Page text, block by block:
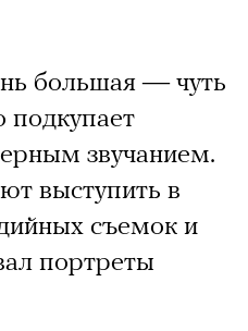
большая — чуть
подкупает
звучанием.
выступить в
съемок и
портреты